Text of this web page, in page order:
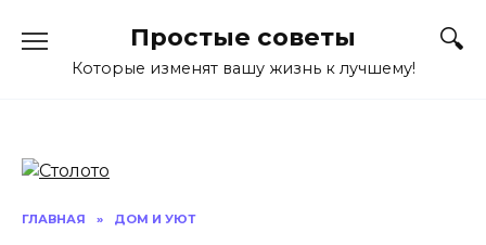
содержанию
Простые советы
Которые изменят вашу жизнь к лучшему!
ГЛАВНАЯ » ДОМ И УЮТ